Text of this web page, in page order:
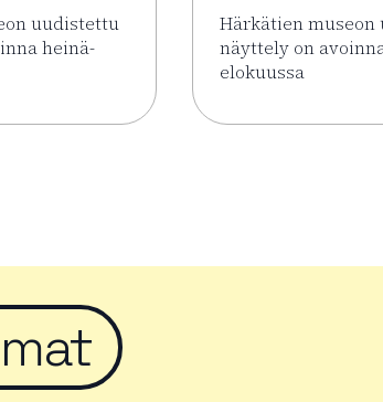
avoinna keaällä 2026
uudistettu
heinä-
Härkätien museon uudistettu
Härkätien
näyttely on
elokuussa
Lue lisää